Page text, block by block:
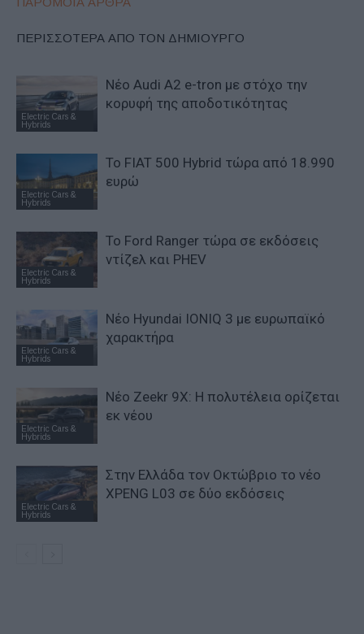
ΠΕΡΙΣΣΟΤΕΡΑ ΑΠΟ ΤΟΝ ΔΗΜΙΟΥΡΓΟ
Electric Cars &
Hybrids
Νέο Audi A2 e-tron με στόχο την
κορυφή της αποδοτικότητας
Electric Cars &
Hybrids
Το FIAT 500 Hybrid τώρα από 18.990
ευρώ
Electric Cars &
Hybrids
Το Ford Ranger τώρα σε εκδόσεις
ντίζελ και PHEV
Electric Cars &
Hybrids
Νέο Hyundai IONIQ 3 με ευρωπαϊκό
χαρακτήρα
Electric Cars &
Hybrids
Νέο Zeekr 9X: Η πολυτέλεια ορίζεται
εκ νέου
Electric Cars &
Hybrids
Στην Ελλάδα τον Οκτώβριο το νέο
XPENG L03 σε δύο εκδόσεις